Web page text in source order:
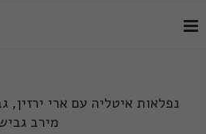
נפלאות איטליה עם ארי ירזין,
מירב